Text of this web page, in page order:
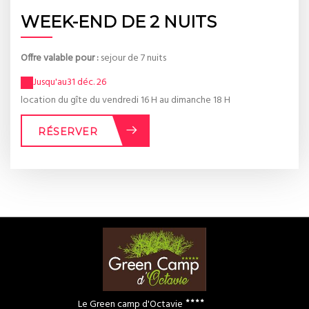
WEEK-END DE 2 NUITS
Offre valable pour :sejour de 7 nuits
Jusqu'au31 déc. 26
location du gîte du vendredi 16 H au dimanche 18 H
RÉSERVER
Le Green camp d'Octavie